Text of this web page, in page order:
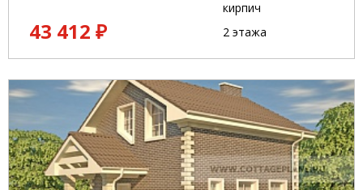
43 412 ₽
кирпич
2 этажа